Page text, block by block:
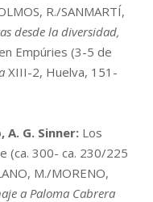
R./SANMARTÍ,
desde la diversidad,
Empúries (3-5 de
XIII-2, Huelva, 151-
A. G. Sinner: Los
(ca. 300- ca. 230/225
M./MORENO,
a Paloma Cabrera